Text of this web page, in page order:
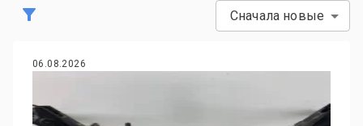
Сначала новые
06.08.2026